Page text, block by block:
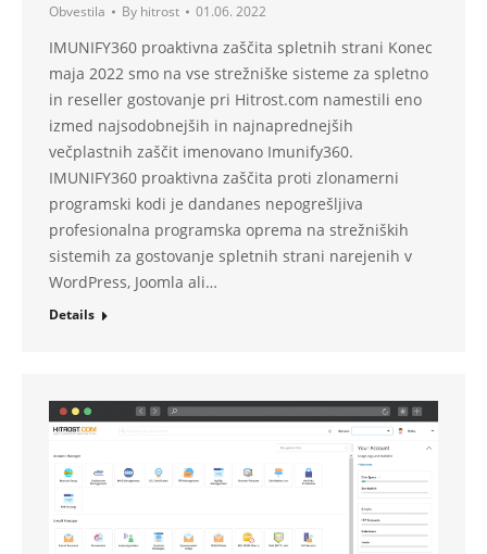
Obvestila By hitrost 01.06. 2022
IMUNIFY360 proaktivna zaščita spletnih strani Konec
maja 2022 smo na vse strežniške sisteme za spletno
in reseller gostovanje pri Hitrost.com namestili eno
izmed najsodobnejših in najnaprednejših
večplastnih zaščit imenovano Imunify360.
IMUNIFY360 proaktivna zaščita proti zlonamerni
programski kodi je dandanes nepogrešljiva
profesionalna programska oprema na strežniških
sistemih za gostovanje spletnih strani narejenih v
WordPress, Joomla ali…
Details